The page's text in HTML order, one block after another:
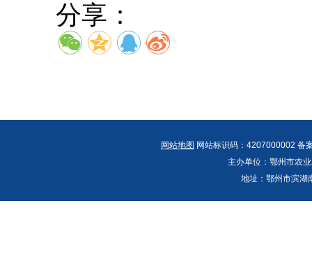
分享：
网站地图 网站标识码：4207000002
主办单位：鄂州市农
地址：鄂州市滨湖